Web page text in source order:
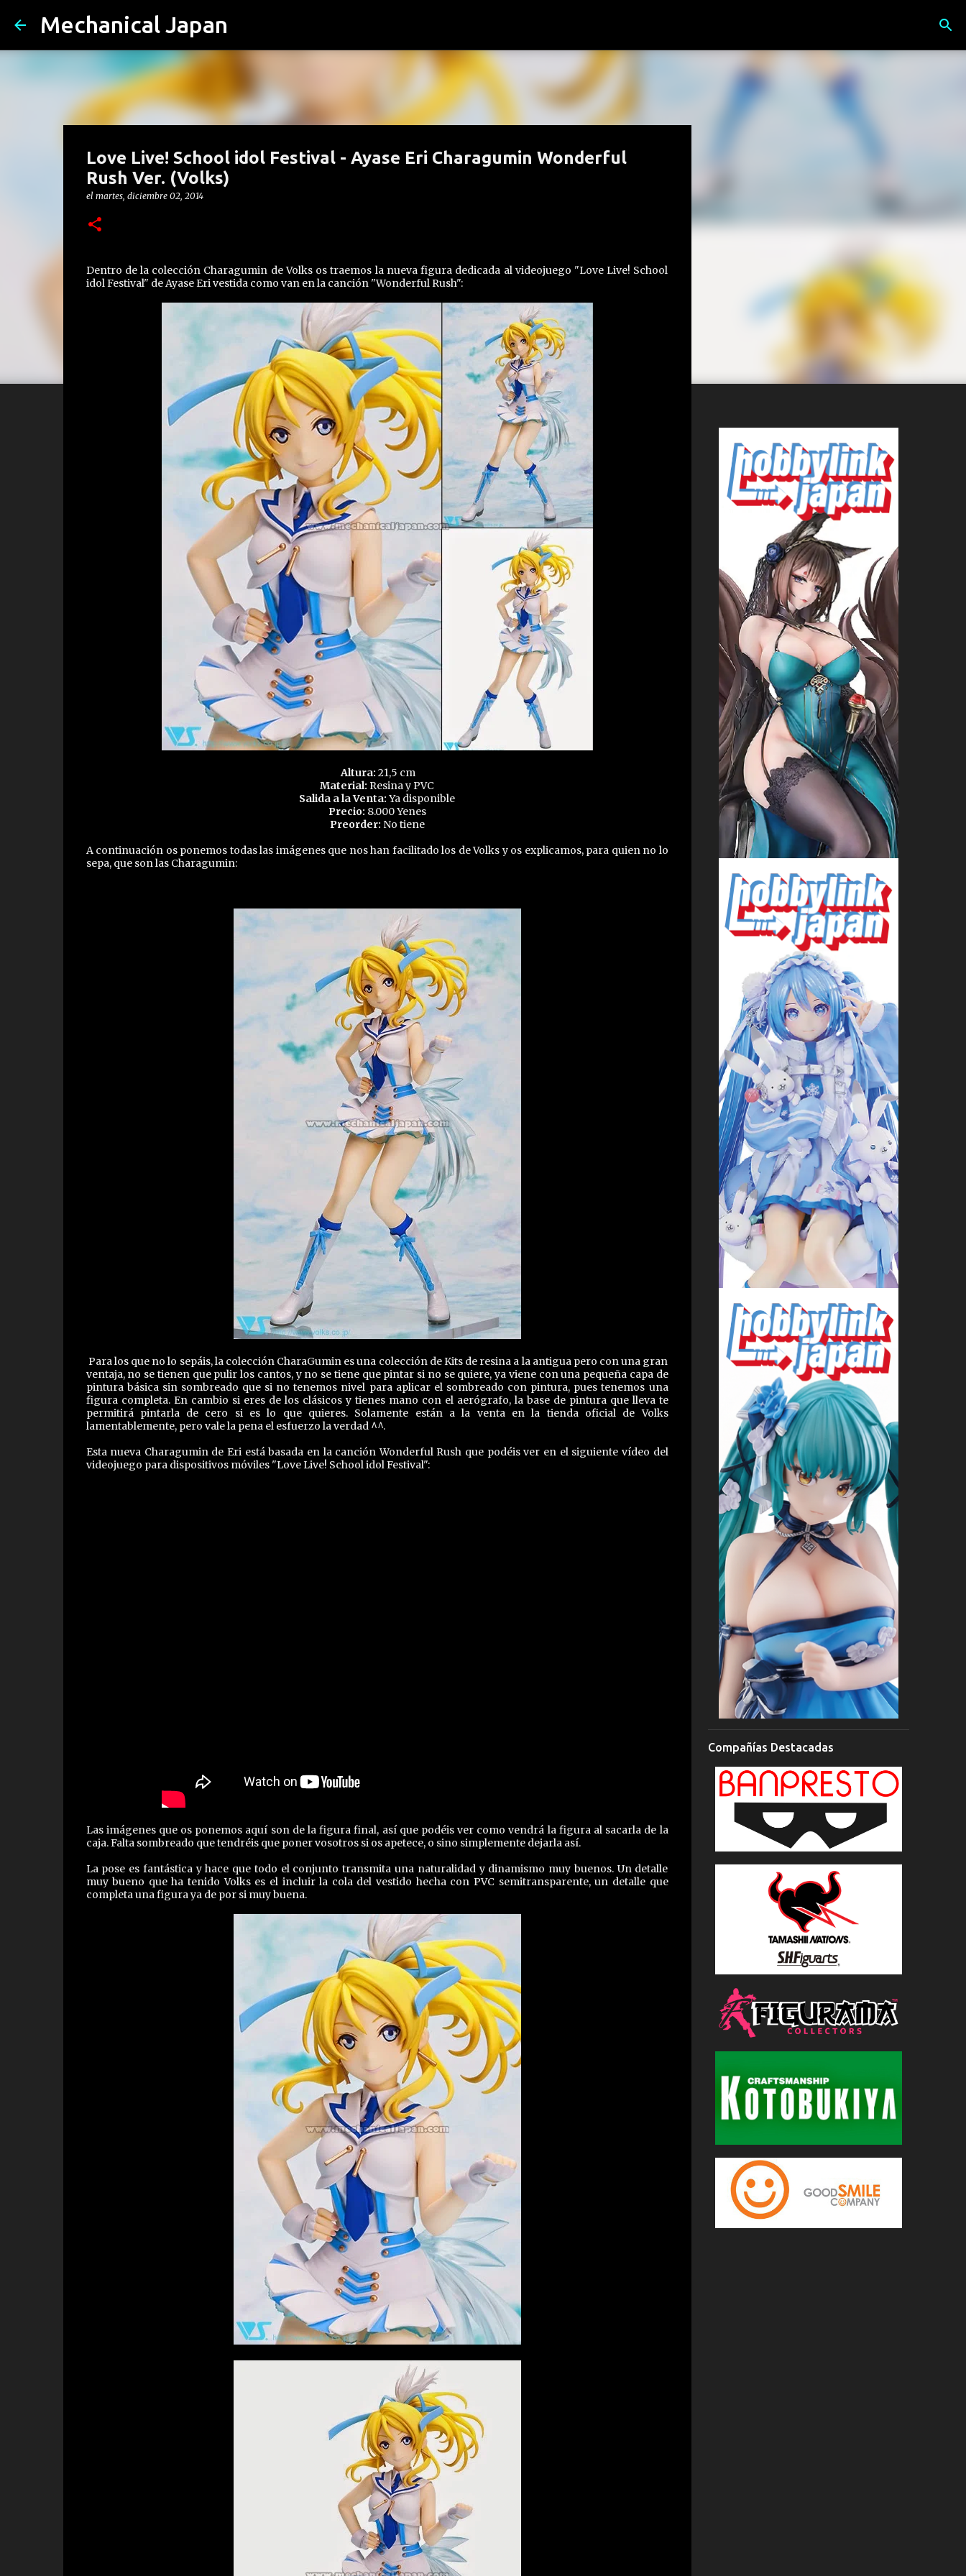
Mechanical Japan
Love Live! School idol Festival - Ayase Eri Charagumin Wonderful
Rush Ver. (Volks)
el martes, diciembre 02, 2014
Dentro de la colección Charagumin de Volks os traemos la nueva figura dedicada al videojuego "Love Live! School
idol Festival" de Ayase Eri vestida como van en la canción "Wonderful Rush":
Altura: 21,5 cm
Material: Resina y PVC
Salida a la Venta: Ya disponible
Precio: 8.000 Yenes
Preorder: No tiene
A continuación os ponemos todas las imágenes que nos han facilitado los de Volks y os explicamos, para quien no lo
sepa, que son las Charagumin:
Para los que no lo sepáis, la colección CharaGumin es una colección de Kits de resina a la antigua pero con una gran
ventaja, no se tienen que pulir los cantos, y no se tiene que pintar si no se quiere, ya viene con una pequeña capa de
pintura básica sin sombreado que si no tenemos nivel para aplicar el sombreado con pintura, pues tenemos una
figura completa. En cambio si eres de los clásicos y tienes mano con el aerógrafo, la base de pintura que lleva te
permitirá pintarla de cero si es lo que quieres. Solamente están a la venta en la tienda oficial de Volks
lamentablemente, pero vale la pena el esfuerzo la verdad ^^.
Esta nueva Charagumin de Eri está basada en la canción Wonderful Rush que podéis ver en el siguiente vídeo del
videojuego para dispositivos móviles "Love Live! School idol Festival":
Las imágenes que os ponemos aquí son de la figura final, así que podéis ver como vendrá la figura al sacarla de la
caja. Falta sombreado que tendréis que poner vosotros si os apetece, o sino simplemente dejarla así.
La pose es fantástica y hace que todo el conjunto transmita una naturalidad y dinamismo muy buenos. Un detalle
muy bueno que ha tenido Volks es el incluir la cola del vestido hecha con PVC semitransparente, un detalle que
completa una figura ya de por si muy buena.
Compañías Destacadas